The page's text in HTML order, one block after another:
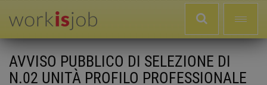
AVVISO PUBBLICO DI SELEZIONE DI
N.02 UNITÀ PROFILO PROFESSIONALE